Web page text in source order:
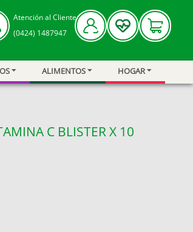
Atención al Cliente
(0424) 1487947
ALIMENTOS HOGAR
C BLISTER X 10